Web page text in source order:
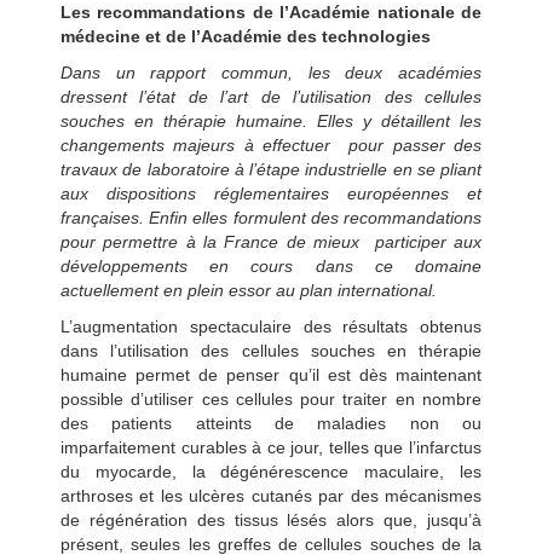
Les recommandations de l’Académie nationale de
médecine et de l’Académie des technologies
Dans un rapport commun, les deux académies
dressent l’état de l’art de l’utilisation des cellules
souches en thérapie humaine. Elles y détaillent les
changements majeurs à effectuer pour passer des
travaux de laboratoire à l’étape industrielle en se pliant
aux dispositions réglementaires européennes et
françaises. Enfin elles formulent des recommandations
pour permettre à la France de mieux participer aux
développements en cours dans ce domaine
actuellement en plein essor au plan international.
L’augmentation spectaculaire des résultats obtenus
dans l’utilisation des cellules souches en thérapie
humaine permet de penser qu’il est dès maintenant
possible d’utiliser ces cellules pour traiter en nombre
des patients atteints de maladies non ou
imparfaitement curables à ce jour, telles que l’infarctus
du myocarde, la dégénérescence maculaire, les
arthroses et les ulcères cutanés par des mécanismes
de régénération des tissus lésés alors que, jusqu’à
présent, seules les greffes de cellules souches de la